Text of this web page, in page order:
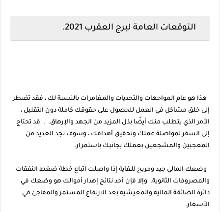
التوقعات العامة لبرج العقرب 2021.
هذا هو عام المواجهات والتحديات والمغامرات بالنسبة لك ، فقد تضطر
إلى خلق مشاكل في العمل للحصول على حقوقك كاملة دون التقليل ،
الأمر الذي يتطلب منك أيضًا بذل المزيد من الجهد والإرهاق. . قد تحتاج
إلى السفر لمواصلة عملك وتحقيق أهدافك ، وسوف تجد العديد من
المعجبين والمشجعين بعملك بجانبك باستمرار.
وضعك المالي جيد ومريح للغاية إذا واصلت اتباع خطة ضغط النفقات
والمصروفات الثانوية. وإلا فإن أحد نتائج إهدار أموالك هو وضعك في
دائرة الضائقة المالية والمعيشية بعد الارتفاع المستمر والمفاجئ في
الأسعار.